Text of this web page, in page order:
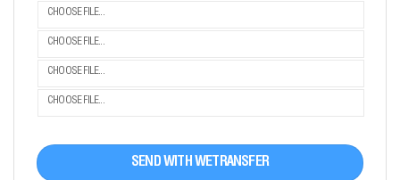
CHOOSE FILE...
CHOOSE FILE...
CHOOSE FILE...
CHOOSE FILE...
SEND WITH WETRANSFER